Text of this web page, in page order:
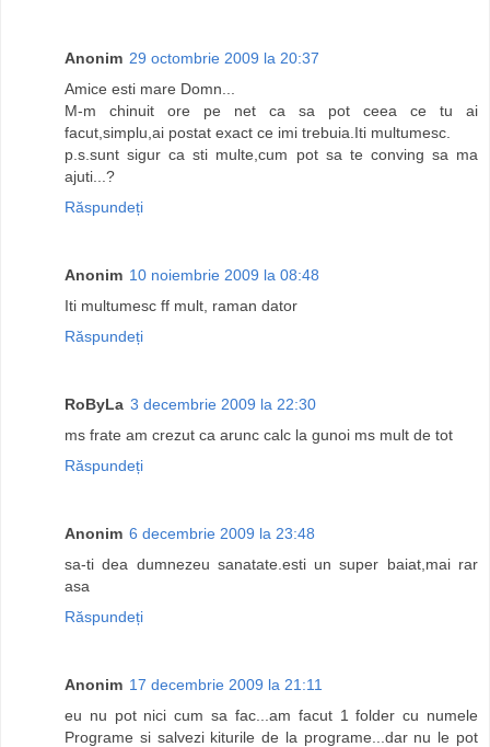
Anonim 29 octombrie 2009 la 20:37
Amice esti mare Domn...
M-m chinuit ore pe net ca sa pot ceea ce tu ai
facut,simplu,ai postat exact ce imi trebuia.Iti multumesc.
p.s.sunt sigur ca sti multe,cum pot sa te conving sa ma
ajuti...?
Răspundeți
Anonim 10 noiembrie 2009 la 08:48
Iti multumesc ff mult, raman dator
Răspundeți
RoByLa 3 decembrie 2009 la 22:30
ms frate am crezut ca arunc calc la gunoi ms mult de tot
Răspundeți
Anonim 6 decembrie 2009 la 23:48
sa-ti dea dumnezeu sanatate.esti un super baiat,mai rar
asa
Răspundeți
Anonim 17 decembrie 2009 la 21:11
eu nu pot nici cum sa fac...am facut 1 folder cu numele
Programe si salvezi kiturile de la programe...dar nu le pot